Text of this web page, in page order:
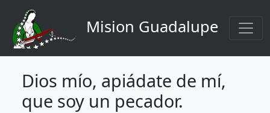
Aller au contenu principal
Navigation principale
Mision Guadalupe
Dios mío, apiádate de mí,
que soy un pecador.